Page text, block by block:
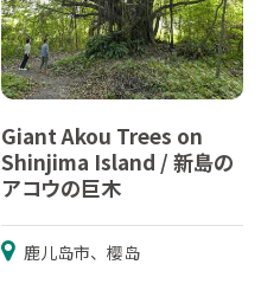
Giant Akou Trees on
Shinjima Island / 新島の
アコウの巨木
鹿儿岛市、樱岛